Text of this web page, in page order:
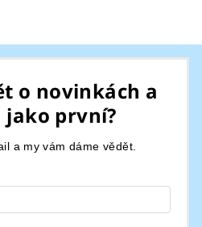
o novinkách a
jako první?
a my vám dáme vědět.